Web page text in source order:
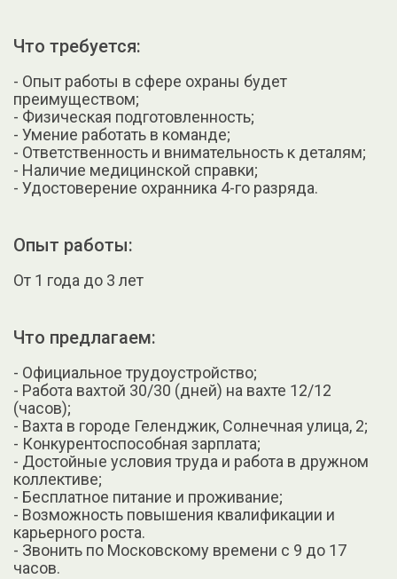
Что требуется:
- Опыт работы в сфере охраны будет
преимуществом;
- Физическая подготовленность;
- Умение работать в команде;
- Ответственность и внимательность к деталям;
- Наличие медицинской справки;
- Удостоверение охранника 4-го разряда.
Опыт работы:
От 1 года до 3 лет
Что предлагаем:
- Официальное трудоустройство;
- Работа вахтой 30/30 (дней) на вахте 12/12
(часов);
- Вахта в городе Геленджик, Солнечная улица, 2;
- Конкурентоспособная зарплата;
- Достойные условия труда и работа в дружном
коллективе;
- Бесплатное питание и проживание;
- Возможность повышения квалификации и
карьерного роста.
- Звонить по Московскому времени с 9 до 17
часов.